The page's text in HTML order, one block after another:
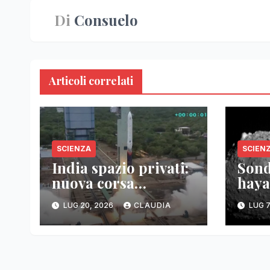
Di Consuelo
Articoli correlati
SCIENZA
India spazio privati:
nuova corsa
tecnologica
LUG 20, 2026 CLAUDIA LUG